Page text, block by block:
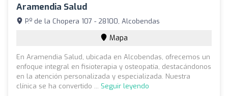
Aramendia Salud
P.º de la Chopera 107 - 28100, Alcobendas
Mapa
En Aramendia Salud, ubicada en Alcobendas, ofrecemos un
enfoque integral en fisioterapia y osteopatía, destacándonos
en la atención personalizada y especializada. Nuestra
clínica se ha convertido ... Seguir leyendo